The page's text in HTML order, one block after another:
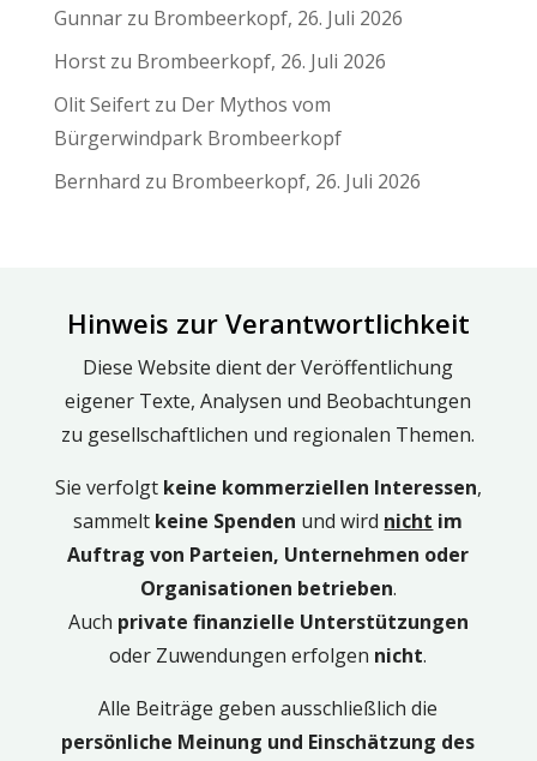
Gunnarzu Brombeerkopf, 26. Juli 2026
Horstzu Brombeerkopf, 26. Juli 2026
Olit Seifertzu Der Mythos vom
Bürgerwindpark Brombeerkopf
Bernhard zu Brombeerkopf, 26. Juli 2026
Hinweis zur Verantwortlichkeit
Diese Website dient der Veröffentlichung
eigener Texte, Analysen und Beobachtungen
zu gesellschaftlichen und regionalen Themen.
Sie verfolgt keine kommerziellen Interessen,
sammelt keine Spenden und wird nicht im
Auftrag von Parteien, Unternehmen oder
Organisationen betrieben.
Auch private finanzielle Unterstützungen
oder Zuwendungen erfolgen nicht.
Alle Beiträge geben ausschließlich die
persönliche Meinung und Einschätzung des